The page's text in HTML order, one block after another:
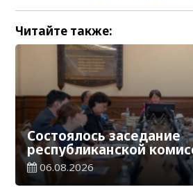
Читайте также:
Состоялось заседание
республиканской
присуждению
грантов
06.08.2026